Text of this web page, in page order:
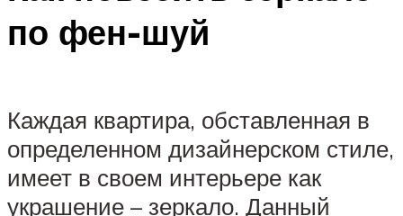
по фен-шуй
Каждая квартира, обставленная в
определенном дизайнерском стиле,
имеет в своем интерьере как
украшение – зеркало. Данный